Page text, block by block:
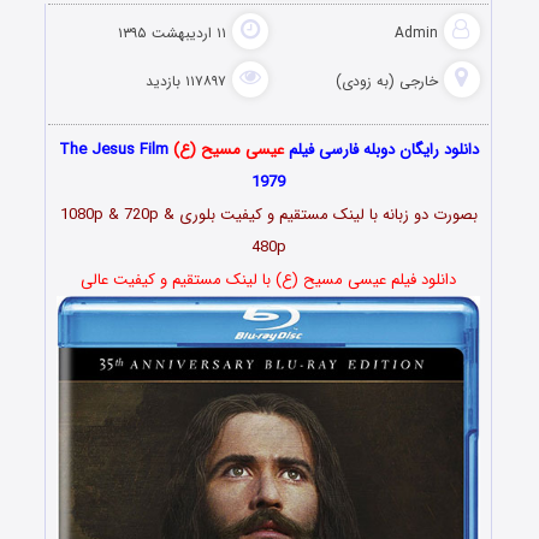
Admin ۱۱ اردیبهشت ۱۳۹۵
خارجی (به زودی) ۱۱۷۸۹۷ بازدید
دانلود رایگان دوبله فارسی فیلمعیسی مسیح (ع) The Jesus Film
1979
بصورت دو زبانه با لینک مستقیم و کیفیت بلوری 1080p & 720p &
480p
دانلود فیلم عیسی مسیح (ع) با لینک مستقیم و کیفیت عالی